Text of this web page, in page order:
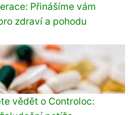
Přinášíme vám
zdraví a pohodu
vědět o Controloc: